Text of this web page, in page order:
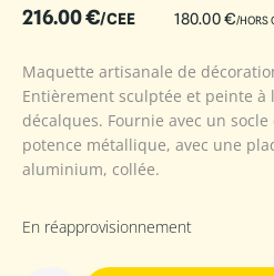
216.00€/CEE 180.00€/HORS
Maquette artisanale de
Entièrement sculptée et peinte
décalques. Fournie avec un socle
potence métallique, avec une
aluminium, collée.
En réapprovisionnement